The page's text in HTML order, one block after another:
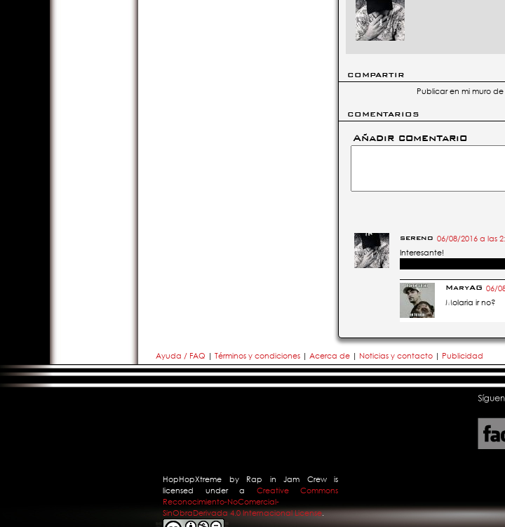
COMPARTIR
Publicar en mi muro
COMENTARIOS
Añadir comentario
sereno 06/08/2016 a las
Interesante!
MaryAG 06/
Molaria ir no?
Ayuda / FAQ | Términos y condiciones | Acerca de | Noticias y contacto | Publicidad
HopHopXtreme by Rap in Jam Crewis
licensed under a Creative Commons
Reconocimiento-NoComercial-
SinObraDerivada 4.0 Internacional License.